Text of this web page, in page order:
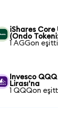
iShares Core
(Ondo
1 AGGon
Invesco
Lirası'na
1 QQQon